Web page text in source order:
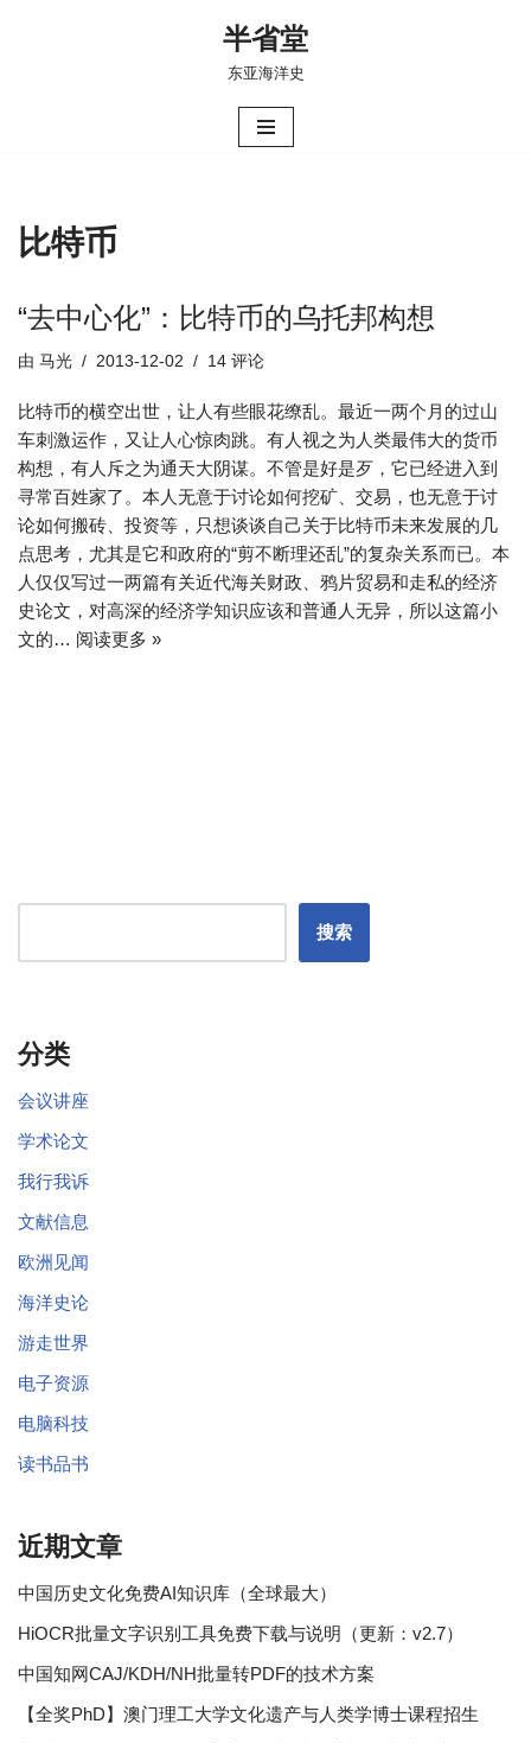
半省堂
东亚海洋史
比特币
“去中心化”：比特币的乌托邦构想
由 马光 2013-12-02 14 评论
比特币的横空出世，让人有些眼花缭乱。最近一两个月的过山
车刺激运作，又让人心惊肉跳。有人视之为人类最伟大的货币
构想，有人斥之为通天大阴谋。不管是好是歹，它已经进入到
寻常百姓家了。本人无意于讨论如何挖矿、交易，也无意于讨
论如何搬砖、投资等，只想谈谈自己关于比特币未来发展的几
点思考，尤其是它和政府的“剪不断理还乱”的复杂关系而已。本
人仅仅写过一两篇有关近代海关财政、鸦片贸易和走私的经济
史论文，对高深的经济学知识应该和普通人无异，所以这篇小
文的… 阅读更多 »
搜索
分类
会议讲座
学术论文
我行我诉
文献信息
欧洲见闻
海洋史论
游走世界
电子资源
电脑科技
读书品书
近期文章
中国历史文化免费AI知识库（全球最大）
HiOCR批量文字识别工具免费下载与说明（更新：v2.7）
中国知网CAJ/KDH/NH批量转PDF的技术方案
【全奖PhD】澳门理工大学文化遗产与人类学博士课程招生